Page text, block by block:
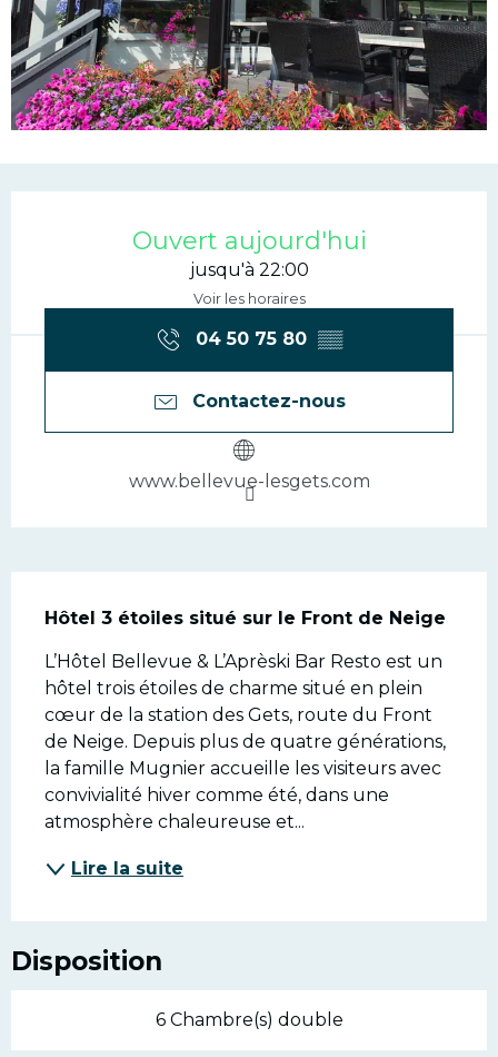
Ouverture et
Ouvert aujourd'hui
jusqu'à 22:00
Voir les horaires
04 50 75 80 ▒▒
Contactez-nous
www.bellevue-lesgets.com
Description
Hôtel 3 étoiles situé sur le Front de Neige
L’Hôtel Bellevue & L’Aprèski Bar Resto est un
hôtel trois étoiles de charme situé en plein
cœur de la station des Gets, route du Front
de Neige. Depuis plus de quatre générations,
la famille Mugnier accueille les visiteurs avec
convivialité hiver comme été, dans une
atmosphère chaleureuse et...
Lire la suite
Disposition
6 Chambre(s) double